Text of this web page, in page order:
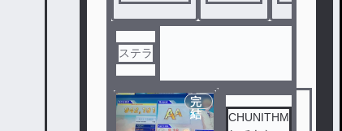
ステラ
完
結
CHUNITHM